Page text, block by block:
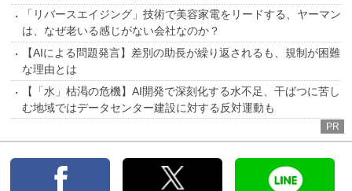
「リバースエイジング」技術で美容家電をリードする、ヤーマン
は、なぜ老いる感じがない会社なのか？
【AIによる問題発言】差別の助長が繰り返されるも、規制が困難
な理由とは
【「水」枯渇の危機】AI開発で深刻化する水不足、干ばつに苦し
む地域ではデータセンター建設に対する反対運動も
PR